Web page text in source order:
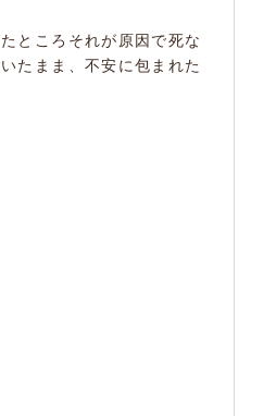
ところそれが原因で死な
たまま、不安に包まれた